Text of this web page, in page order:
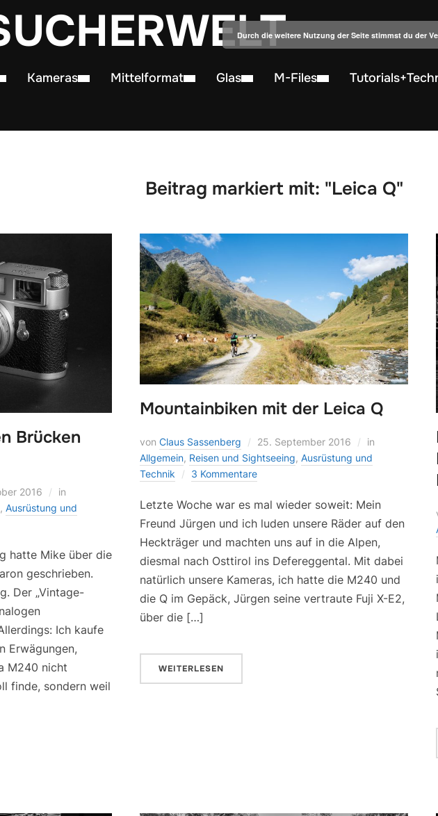
Kameras Mittelformat Glas M-Files
Beitrag markiert mit: "Leica Q"
Brücken
2016
in
, Ausrüstung und
hatte Mike über die
geschrieben.
Der „Vintage-
Ich kaufe
Erwägungen,
M240 nicht
finde, sondern weil
Mountainbiken mit der Leica Q
vonClaus Sassenberg 25. September 2016
in
Allgemein, Reisen und Sightseeing, Ausrüstung und
Technik
3 Kommentare
Letzte Woche war es mal wieder soweit: Mein
Freund Jürgen und ich luden unsere Räder auf den
Heckträger und machten uns auf in die Alpen,
diesmal nach Osttirol ins Defereggental. Mit dabei
natürlich unsere Kameras, ich hatte die M240 und
die Q im Gepäck, Jürgen seine vertraute Fuji X-E2,
über die […]
WEITERLESEN
Durch die weitere Nutzung der Seite stimmst du der